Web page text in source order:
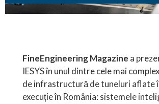
FineEngineering Magazine a
IESYS în unul dintre cele mai
de infrastructură de tuneluri aflate
execuție în România: sistemele